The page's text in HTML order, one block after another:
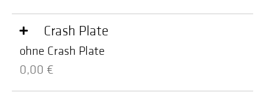
Crash Plate
ohne Crash Plate
0,00 €